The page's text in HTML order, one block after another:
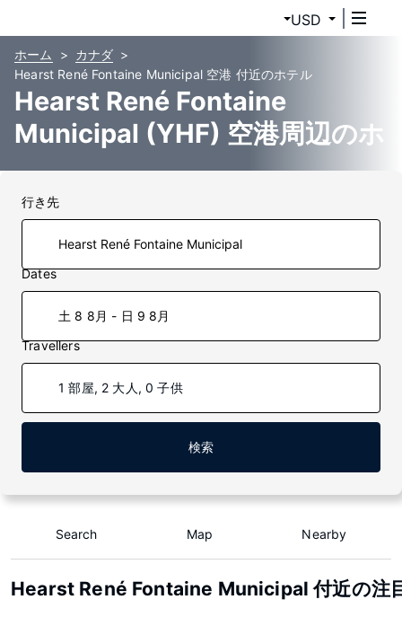
USD
ホーム
カナダ
Hearst René Fontaine Municipal 空港 付近のホテル
Hearst René Fontaine
Municipal (YHF) 空港周辺のホ
テル
行き先
Dates
土 8 8月 - 日 9 8月
Travellers
1 部屋, 2 大人, 0 子供
検索
Search Map Nearby
Hearst René Fontaine Municipal 付近の注